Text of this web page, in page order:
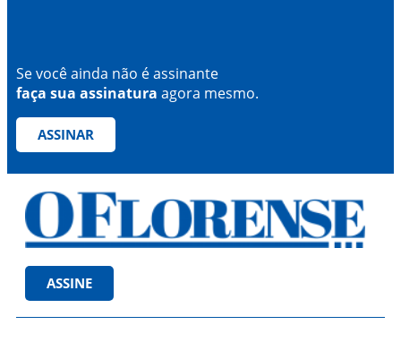
Se você ainda não é assinante
faça sua assinatura agora mesmo.
ASSINAR
ASSINE